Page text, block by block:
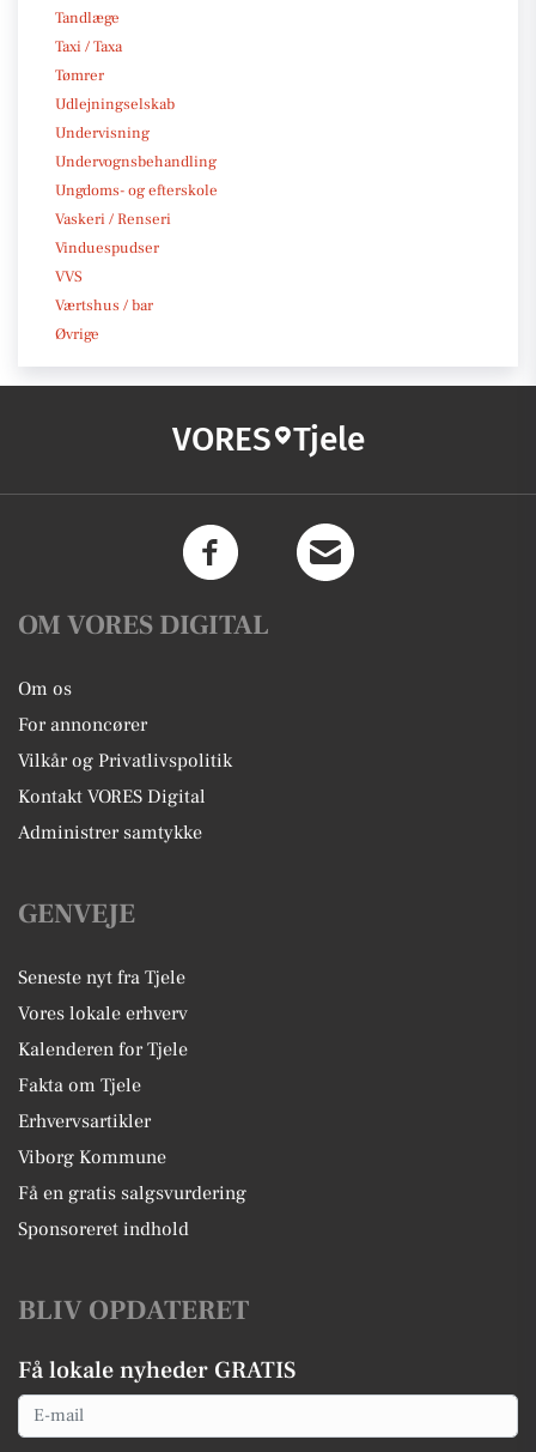
Tandlæge
Taxi / Taxa
Tømrer
Udlejningselskab
Undervisning
Undervognsbehandling
Ungdoms- og efterskole
Vaskeri / Renseri
Vinduespudser
VVS
Værtshus / bar
Øvrige
VORES Tjele
OM VORES DIGITAL
Om os
For annoncører
Vilkår og Privatlivspolitik
Kontakt VORES Digital
Administrer samtykke
GENVEJE
Seneste nyt fra Tjele
Vores lokale erhverv
Kalenderen for Tjele
Fakta om Tjele
Erhvervsartikler
Viborg Kommune
Få en gratis salgsvurdering
Sponsoreret indhold
BLIV OPDATERET
Få lokale nyheder GRATIS
Email